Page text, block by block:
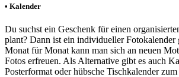
• Kalender
Du suchst ein Geschenk für einen
plant? Dann ist ein individueller Fotokalender
Monat für Monat kann man sich an neuen
Fotos erfreuen. Als Alternative gibt es auch
Posterformat oder hübsche Tischkalender